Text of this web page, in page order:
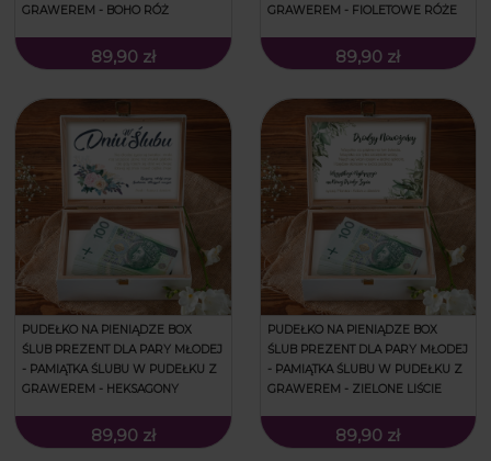
GRAWEREM - BOHO RÓŻ
89,90 zł
GRAWEREM - FIOLETOWE RÓŻE
89,90 zł
PUDEŁKO NA PIENIĄDZE BOX
ŚLUB PREZENT DLA PARY MŁODEJ
- PAMIĄTKA ŚLUBU W PUDEŁKU Z
GRAWEREM - HEKSAGONY
89,90 zł
PUDEŁKO NA PIENIĄDZE BOX
ŚLUB PREZENT DLA PARY MŁODEJ
- PAMIĄTKA ŚLUBU W PUDEŁKU Z
GRAWEREM - ZIELONE LIŚCIE
89,90 zł